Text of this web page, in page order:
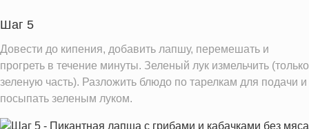
Шаг 5
Довести до кипения, добавить лапшу, перемешать и
прогреть в течение минуты. Зеленый лук измельчить (только
зеленую часть). Разложить блюдо по тарелкам для подачи и
посыпать зеленым луком.